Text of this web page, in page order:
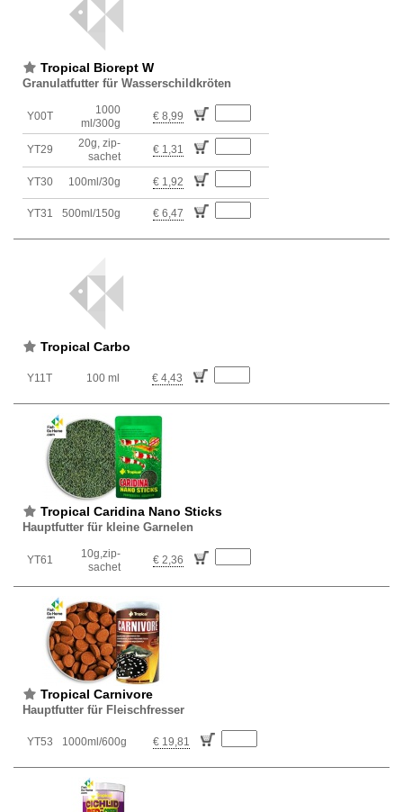
Tropical Biorept W
Granulatfutter für Wasserschildkröten
Y00T
1000
ml/300g
€ 8,99
YT29
20g, zip-
sachet
€ 1,31
YT30 100ml/30g € 1,92
YT31 500ml/150g € 6,47
Tropical Carbo
Y11T 100 ml € 4,43
Tropical Caridina Nano Sticks
Hauptfutter für kleine Garnelen
YT61
10g,zip-
sachet
€ 2,36
Tropical Carnivore
Hauptfutter für Fleischfresser
YT53 1000ml/600g € 19,81